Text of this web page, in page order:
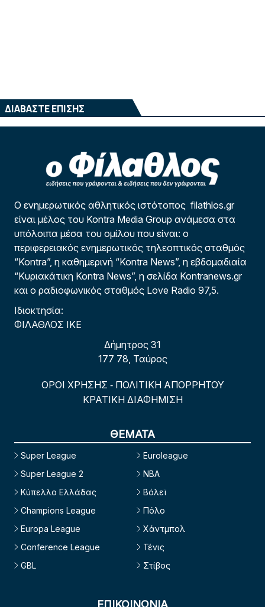
ΔΙΑΒΑΣΤΕ ΕΠΙΣΗΣ
Ο ενημερωτικός αθλητικός ιστότοπος filathlos.gr
είναι μέλος του Kontra Media Group ανάμεσα στα
υπόλοιπα μέσα του ομίλου που είναι: ο
περιφερειακός ενημερωτικός τηλεοπτικός σταθμός
“Kontra”, η καθημερινή “Kontra News”, η εβδομαδιαία
“Κυριακάτικη Kontra News”, η σελίδα Kontranews.gr
και ο ραδιοφωνικός σταθμός Love Radio 97,5.
Ιδιοκτησία:
ΦΙΛΑΘΛΟΣ ΙΚΕ
Δήμητρος 31
177 78, Ταύρος
ΟΡΟΙ ΧΡΗΣΗΣ - ΠΟΛΙΤΙΚΗ ΑΠΟΡΡΗΤΟΥ
ΚΡΑΤΙΚΗ ΔΙΑΦΗΜΙΣΗ
ΘΕΜΑΤΑ
Super League
Super League 2
Κύπελλο Ελλάδας
Champions League
Europa League
Conference League
GBL
Euroleague
NBA
Βόλεϊ
Πόλο
Χάντμπολ
Τένις
Στίβος
ΕΠΙΚΟΙΝΩΝΙΑ